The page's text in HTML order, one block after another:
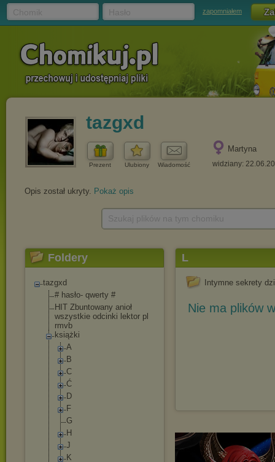
zapomniałem
tazgxd
Prezent Ulubiony Wiadomość
Martyna
widziany:
Opis został ukryty. Pokaż opis
Foldery
tazgxd
# hasło- qwerty #
HIT Zbuntowany anioł
wszystkie odcinki lektor pl
rmvb
książki
A
B
C
Ć
D
F
G
H
J
K
L
Intymne sekrety
Nie ma plików